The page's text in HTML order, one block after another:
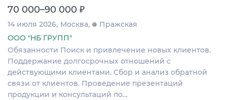
70 000–90 000 ₽
14 июля 2026 Москва
Пражская
ООО "НБ ГРУПП"
Обязанности Поиск и привлечение новых клиентов.
Поддержание долгосрочных отношений с
действующими клиентами. Сбор и анализ обратной
связи от клиентов. Проведение презентаций
продукции и консультаций по…